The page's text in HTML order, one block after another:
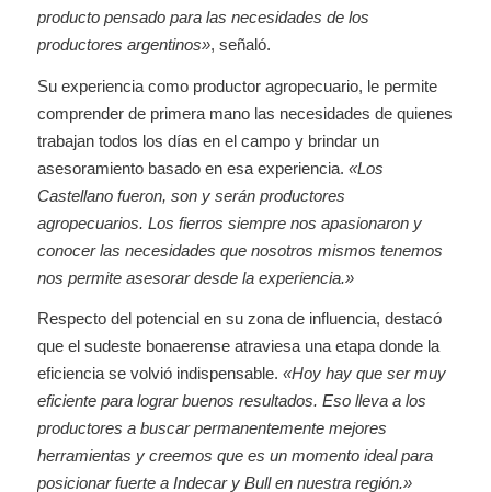
producto pensado para las necesidades de los
productores argentinos», señaló.
Su experiencia como productor agropecuario, le permite
comprender de primera mano las necesidades de quienes
trabajan todos los días en el campo y brindar un
asesoramiento basado en esa experiencia. «Los
Castellano fueron, son y serán productores
agropecuarios. Los fierros siempre nos apasionaron y
conocer las necesidades que nosotros mismos tenemos
nos permite asesorar desde la experiencia.»
Respecto del potencial en su zona de influencia, destacó
que el sudeste bonaerense atraviesa una etapa donde la
eficiencia se volvió indispensable. «Hoy hay que ser muy
eficiente para lograr buenos resultados. Eso lleva a los
productores a buscar permanentemente mejores
herramientas y creemos que es un momento ideal para
posicionar fuerte a Indecar y Bull en nuestra región.»